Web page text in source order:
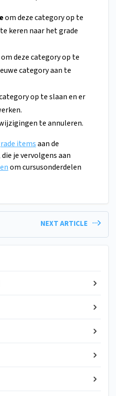
om deze category op te
keren naar het grade
om deze category op te
category aan te
op te slaan en er
te annuleren.
itemsaan de
je vervolgens aan
om cursusonderdelen
NEXT ARTICLE